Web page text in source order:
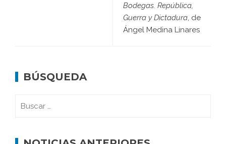
Bodegas. República,
Guerra y Dictadura, de
Ángel Medina Linares
BÚSQUEDA